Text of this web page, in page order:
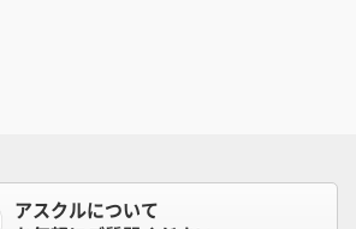
アスクルについて